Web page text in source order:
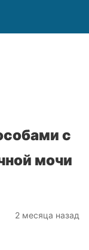
с
мочи
2 месяца назад